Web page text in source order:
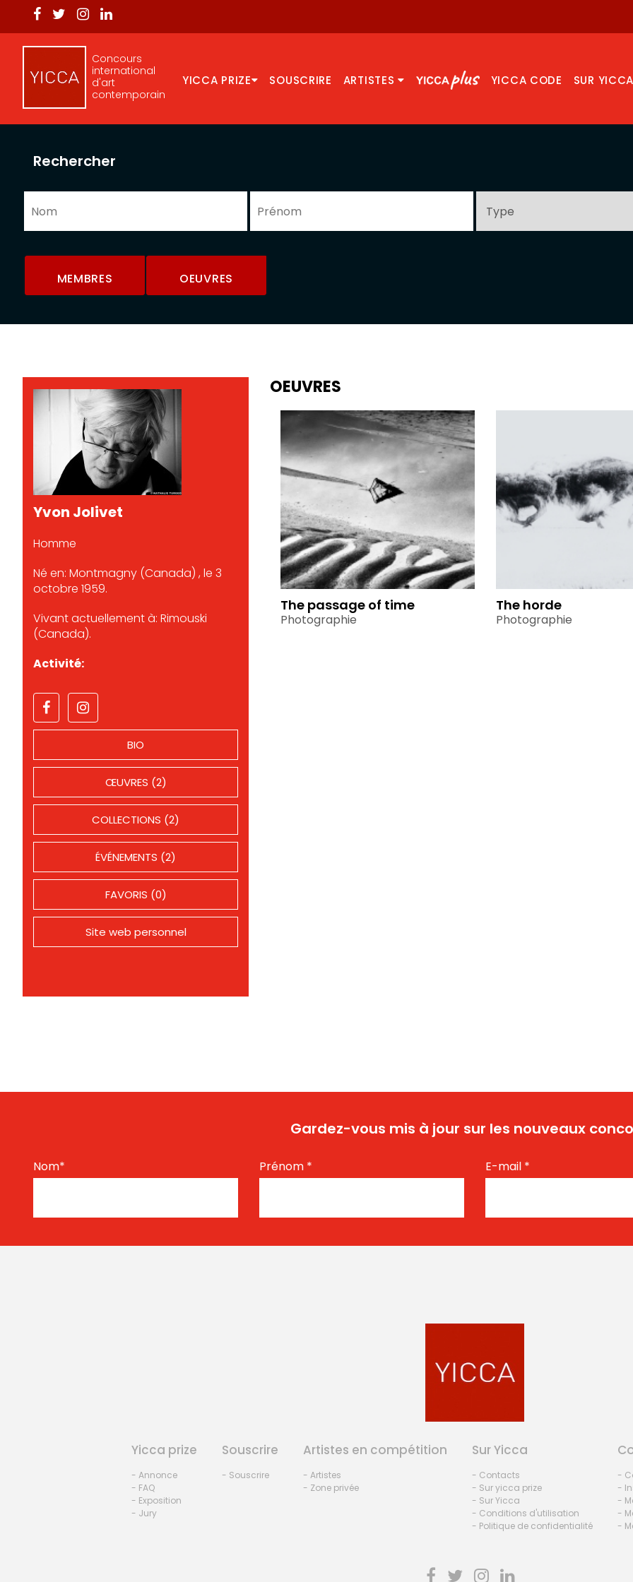
Concours
international
d'art
contemporain
YICCA PRIZE SOUSCRIRE ARTISTES YICCA CODE SUR
Rechercher
MEMBRES OEUVRES
Yvon Jolivet
Homme
Né en: Montmagny (Canada) , le 3
octobre 1959.
Vivant actuellement à: Rimouski
(Canada).
Activité:
BIO
ŒUVRES (2)
COLLECTIONS (2)
ÉVÉNEMENTS (2)
FAVORIS (0)
Site web personnel
OEUVRES
The passage of time
Photographie
The horde
Photographie
Gardez-vous mis à jour sur les nouveaux
Nom* Prénom * E-mail *
Yicca prize
- Annonce
- FAQ
- Exposition
- Jury
Souscrire
- Souscrire
Artistes en compétition
- Artistes
- Zone privée
Sur Yicca
- Contacts
- Sur yicca prize
- Sur Yicca
- Conditions d'utilisation
- Politique de confidentialité
-
-
-
-
-